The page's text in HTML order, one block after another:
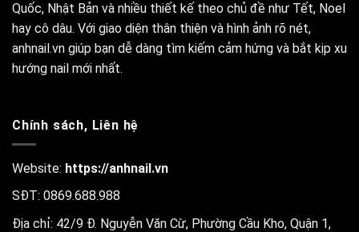
Quốc, Nhật Bản và nhiều thiết kế theo chủ đề như Tết, Noel
hay cô dâu. Với giao diện thân thiện và hình ảnh rõ nét,
anhnail.vn giúp bạn dễ dàng tìm kiếm cảm hứng và bắt kịp xu
hướng nail mới nhất.
Chính sách, Liên hệ
Website: https://anhnail.vn
SĐT: 0869.688.988
Địa chỉ: 42/9 Đ. Nguyễn Văn Cừ, Phường Cầu Kho, Quận 1,